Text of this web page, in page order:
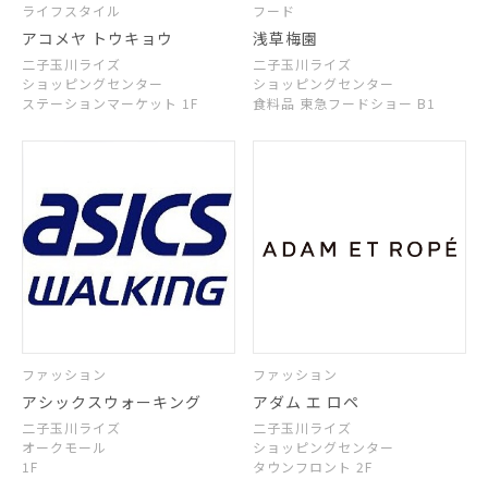
ライフスタイル
アコメヤ トウキョウ
二子玉川ライズ
ショッピングセンター
ステーションマーケット 1F
フード
浅草梅園
二子玉川ライズ
ショッピングセンター
食料品 東急フードショー B1
ファッション
アシックスウォーキング
二子玉川ライズ
オークモール
1F
ファッション
アダム エ ロペ
二子玉川ライズ
ショッピングセンター
タウンフロント 2F